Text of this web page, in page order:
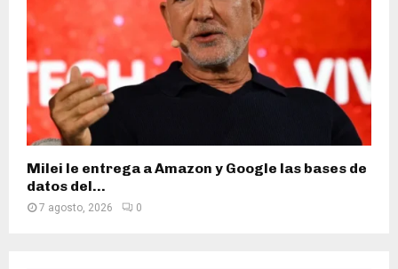
Milei le entrega a Amazon y Google las bases de
datos del...
7 agosto, 2026 0